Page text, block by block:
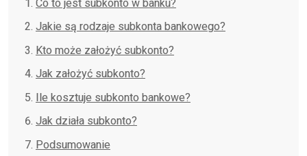
Co to jest subkonto w banku?
Jakie są rodzaje subkonta bankowego?
Kto może założyć subkonto?
Jak założyć subkonto?
Ile kosztuje subkonto bankowe?
Jak działa subkonto?
Podsumowanie